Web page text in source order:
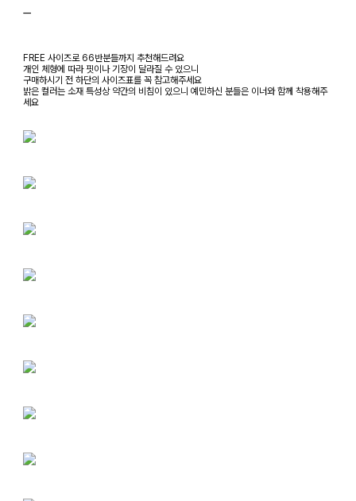
ㅡ
FREE 사이즈로 66반분들까지 추천해드려요
개인 체형에 따라 핏이나 기장이 달라질 수 있으니
구매하시기 전 하단의 사이즈표를 꼭 참고해주세요
밝은 컬러는 소재 특성상 약간의 비침이 있으니 예민하신 분들은 이너와 함께 착용해주
세요